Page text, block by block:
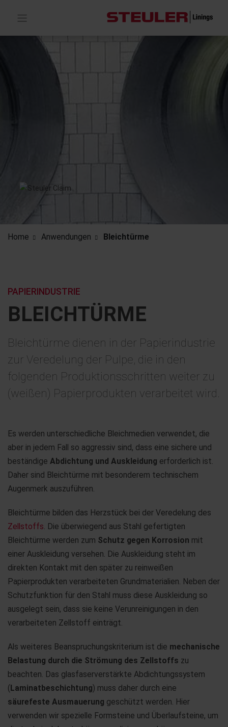
Home Anwendungen Bleichtürme
BLEICH­TÜRME
PAPIERINDUSTRIE
Bleichtürme dienen in der Papierindustrie
zur Veredelung der Pulpe, die in den
folgenden Produktionsschritten weiter zu
(weißen) Papierprodukten verarbeitet wird.
Es werden unterschiedliche Bleichmedien verwendet, die
aber in jedem Fall so aggressiv sind, dass eine sichere und
beständige Abdichtung und Auskleidung erforderlich ist.
Daher sind Bleichtürme mit besonderem technischem
Augenmerk auszuführen.
Bleichtürme bilden das Herzstück bei der Veredelung des
Zellstoffs . Die überwiegend aus Stahl gefertigten
Bleichtürme werden zum Schutz gegen Korrosion mit
einer Auskleidung versehen. Die Auskleidung steht im
direkten Kontakt mit den später zu reinweißen
Papierprodukten verarbeiteten Grundmaterialien. Neben der
Schutzfunktion für den Stahl muss diese Auskleidung so
ausgelegt sein, dass sie keine Verunreinigungen in den
verarbeiteten Zellstoff einträgt.
Als weiteres Beanspruchungskriterium ist die mechanische
Belastung durch die Strömung des Zellstoffs zu
beachten. Das glasfaserverstärkte Abdichtungssystem
(Laminatbeschichtung) muss daher durch eine
säurefeste Ausmauerung geschützt werden. Hier
verwenden wir spezielle Formsteine und Überlaufsteine, um